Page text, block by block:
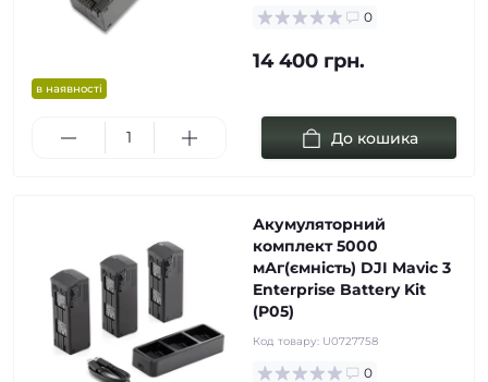
в наявності
0
14 400 грн.
До кошика
Акумуляторний
комплект 5000
мАг(ємність) DJI Mavic 3
Enterprise Battery Kit
(P05)
Код товару: U0727758
0